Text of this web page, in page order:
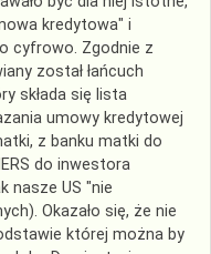
kredytowa" i
cyfrowo. Zgodnie z
został łańcuch
składa się lista
umowy kredytowej
z banku matki do
do inwestora
nasze US "nie
Okazało się, że nie
której można by